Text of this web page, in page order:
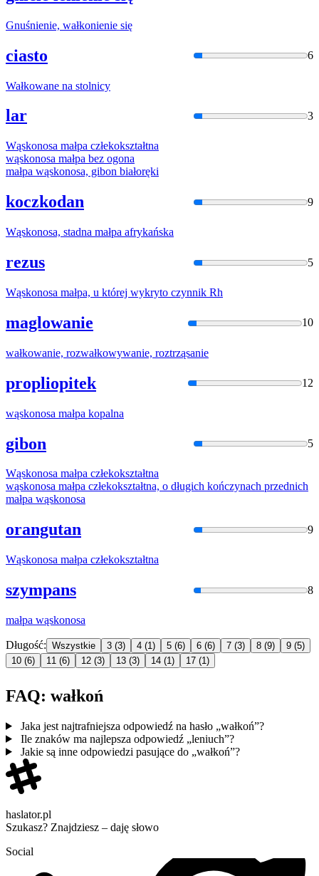
Gnuśnienie, wałkonienie się
ciasto 6
Wałkowane na stolnicy
lar 3
Wąskonosa małpa człekokształtna
wąskonosa małpa bez ogona
małpa wąskonosa, gibon białoręki
koczkodan 9
Wąskonosa, stadna małpa afrykańska
rezus 5
Wąskonosa małpa, u której wykryto czynnik Rh
maglowanie 10
wałkowanie, rozwałkowywanie, roztrząsanie
propliopitek 12
wąskonosa małpa kopalna
gibon 5
Wąskonosa małpa człekokształtna
wąskonosa małpa człekokształtna, o długich kończynach przednich
małpa wąskonosa
orangutan 9
Wąskonosa małpa człekokształtna
szympans 8
małpa wąskonosa
Długość: Wszystkie 3 (3) 4 (1) 5 (6) 6 (6) 7 (3) 8 (9) 9 (5)
10 (6) 11 (6) 12 (3) 13 (3) 14 (1) 17 (1)
FAQ: wałkoń
Jaka jest najtrafniejsza odpowiedź na hasło „wałkoń”?
Ile znaków ma najlepsza odpowiedź „leniuch”?
Jakie są inne odpowiedzi pasujące do „wałkoń”?
haslator.pl
Szukasz? Znajdziesz – daję słowo
Social